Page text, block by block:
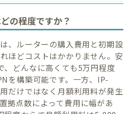
の程度ですか？
、ルーターの購入費用と初期設
ほどコストはかかりません。安
、どんなに高くても5万円程度
を構築可能です。一方、IP-
だけではなく月額利用料が発生
拠点数によって費用に幅があ